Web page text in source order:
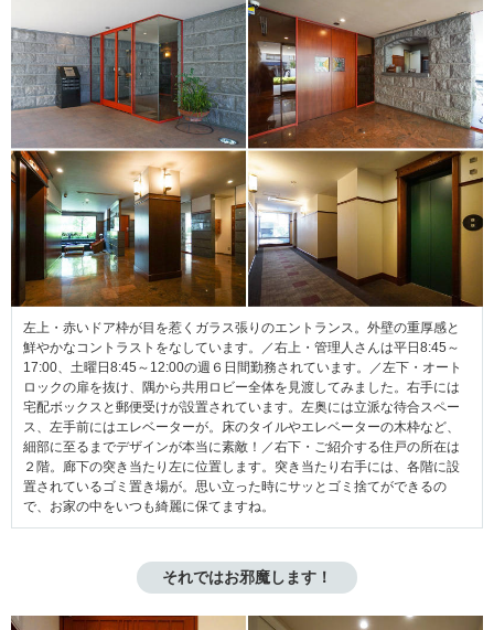
左上・赤いドア枠が目を惹くガラス張りのエントランス。外壁の重厚感と
鮮やかなコントラストをなしています。／右上・管理人さんは平日8:45～
17:00、土曜日8:45～12:00の週６日間勤務されています。／左下・オート
ロックの扉を抜け、隅から共用ロビー全体を見渡してみました。右手には
宅配ボックスと郵便受けが設置されています。左奥には立派な待合スペー
ス、左手前にはエレベーターが。床のタイルやエレベーターの木枠など、
細部に至るまでデザインが本当に素敵！／右下・ご紹介する住戸の所在は
２階。廊下の突き当たり左に位置します。突き当たり右手には、各階に設
置されているゴミ置き場が。思い立った時にサッとゴミ捨てができるの
で、お家の中をいつも綺麗に保てますね。
それではお邪魔します！